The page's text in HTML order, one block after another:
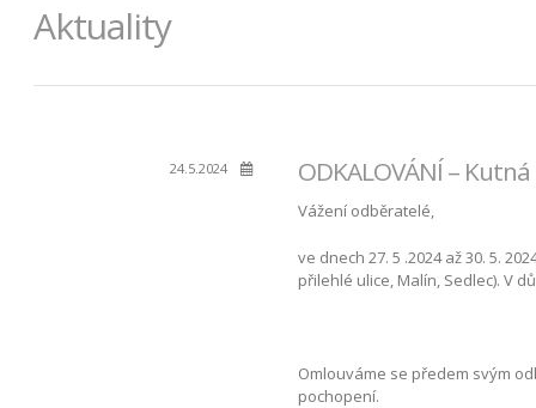
Aktuality
24.5.2024 ODKALOVÁNÍ –
Vážení odběratelé,
ve dnech 27. 5 .2024 až 30. 5.
přilehlé ulice, Malín, Sedlec). V
Omlouváme se předem svým
pochopení.